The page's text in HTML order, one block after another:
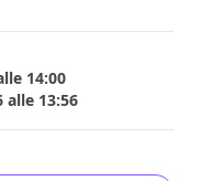
14:00
alle 13:56